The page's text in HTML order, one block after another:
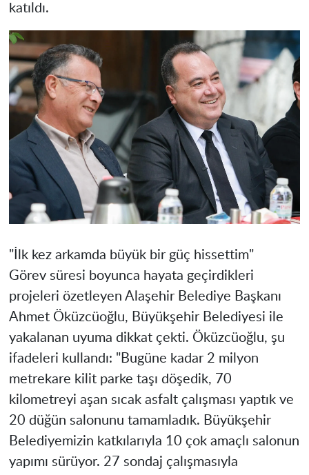
katıldı.
"İlk kez arkamda büyük bir güç hissettim"
Görev süresi boyunca hayata geçirdikleri
projeleri özetleyen Alaşehir Belediye Başkanı
Ahmet Öküzcüoğlu, Büyükşehir Belediyesi ile
yakalanan uyuma dikkat çekti. Öküzcüoğlu, şu
ifadeleri kullandı: "Bugüne kadar 2 milyon
metrekare kilit parke taşı döşedik, 70
kilometreyi aşan sıcak asfalt çalışması yaptık ve
20 düğün salonunu tamamladık. Büyükşehir
Belediyemizin katkılarıyla 10 çok amaçlı salonun
yapımı sürüyor. 27 sondaj çalışmasıyla